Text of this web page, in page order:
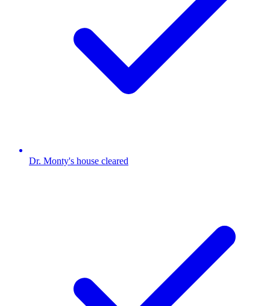
Dr. Monty's house cleared